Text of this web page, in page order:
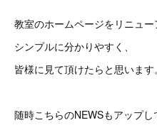
教室のホームページをリニュー
シンプルに分かりやすく、
皆様に見て頂けたらと思います。
随時こちらのNEWSもアップ